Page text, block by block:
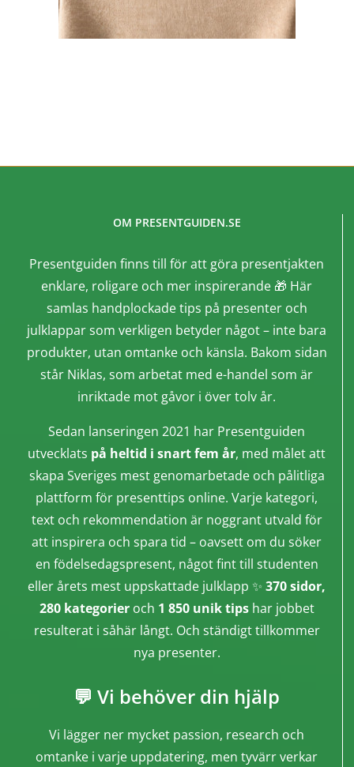
OM PRESENTGUIDEN.SE
Presentguiden finns till för att göra presentjakten
enklare, roligare och mer inspirerande 🎁 Här
samlas handplockade tips på presenter och
julklappar som verkligen betyder något – inte bara
produkter, utan omtanke och känsla. Bakom sidan
står Niklas, som arbetat med e-handel som är
inriktade mot gåvor i över tolv år.
Sedan lanseringen 2021 har Presentguiden
utvecklats på heltid i snart fem år, med målet att
skapa Sveriges mest genomarbetade och pålitliga
plattform för presenttips online. Varje kategori,
text och rekommendation är noggrant utvald för
att inspirera och spara tid – oavsett om du söker
en födelsedagspresent, något fint till studenten
eller årets mest uppskattade julklapp ✨ 370 sidor,
280 kategorieroch 1 850 unik tipshar jobbet
resulterat i såhär långt. Och ständigt tillkommer
nya presenter.
💬 Vi behöver din hjälp
Vi lägger ner mycket passion, research och
omtanke i varje uppdatering, men tyvärr verkar